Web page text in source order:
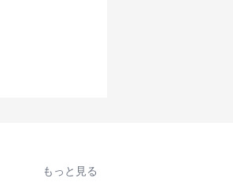
もっと見る